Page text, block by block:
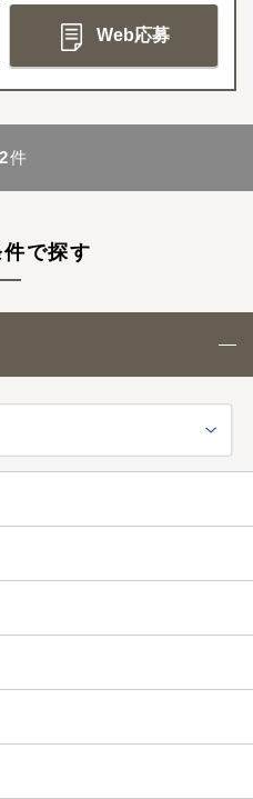
Web応募
2件
で探す